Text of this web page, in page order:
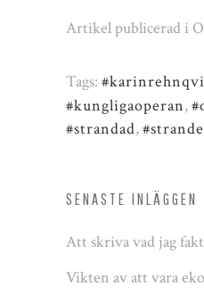
Artikel publicerad i
Tags:
#kungligaoperan,
#strandad,
SENASTE INLÄGGEN
Att skriva vad jag
Vikten av att vara